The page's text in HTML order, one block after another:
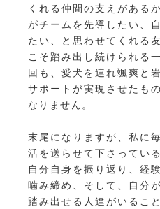
くれる仲間の支えがある
がチームを先導したい、
たい、と思わせてくれる
こそ踏み出し続けられる
回も、愛犬を連れ颯爽と
サポートが実現させたも
なりません。
末尾になりますが、私に
活を送らせて下さってい
自分自身を振り返り、経
噛み締め、そして、自分
踏み出せる人達がいるこ